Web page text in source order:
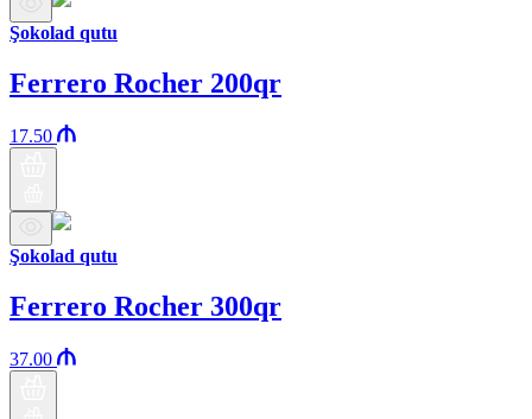
Şokolad qutu
Ferrero Rocher 200qr
17.50
Şokolad qutu
Ferrero Rocher 300qr
37.00